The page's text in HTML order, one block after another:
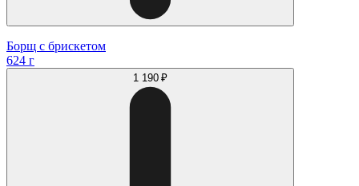
Борщ с брискетом
624 г
1 190 ₽